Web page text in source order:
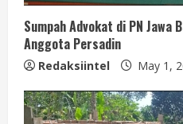
Sumpah Advokat di PN Jawa
Anggota Persadin
Redaksiintel May 1,